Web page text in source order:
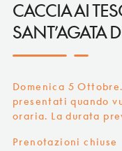
CACCIA AI
SANT’AGATA
Domenica 5
presentati quando
oraria. La durata
Prenotazioni chiuse